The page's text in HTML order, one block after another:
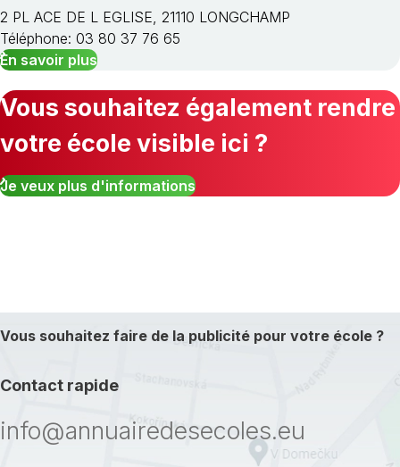
2 PL ACE DE L EGLISE, 21110 LONGCHAMP
Téléphone: 03 80 37 76 65
En savoir plus
Vous souhaitez également rendre
votre école visible ici ?
Je veux plus d'informations
Vous souhaitez faire de la publicité pour votre école ?
Contact rapide
info@annuairedesecoles.eu